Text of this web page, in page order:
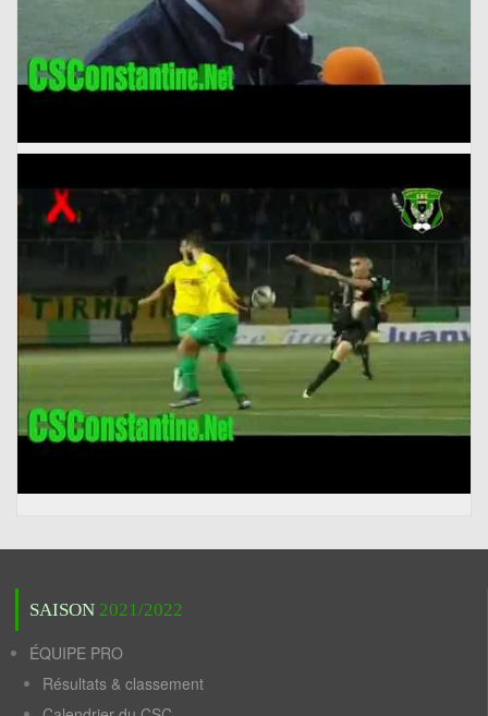
SAISON 2021/2022
ÉQUIPE PRO
Résultats & classement